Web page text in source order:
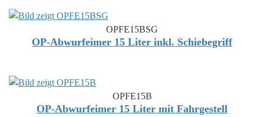
OPFE15BSG
OP-Abwurfeimer 15 Liter inkl. Schiebegriff
OPFE15B
OP-Abwurfeimer 15 Liter mit Fahrgestell